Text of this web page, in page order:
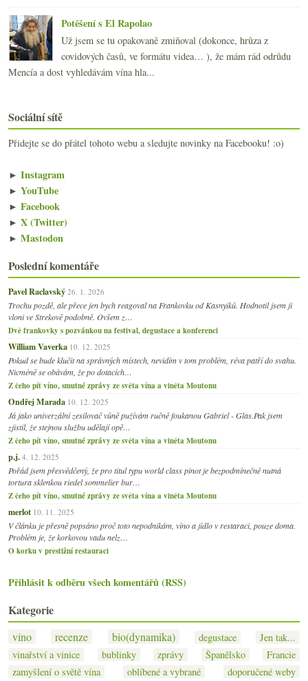
Potěšení s El Rapolao
Už jsem se tu opakovaně zmiňoval (dokonce, hrůza z
covidových časů, ve formátu videa… ), že mám rád odrůdu
Mencía a dost vyhledávám vína hla...
Sociální sítě
Přidejte se do přátel tohoto webu a sledujte novinky na Facebooku! :o)
► Instagram
► YouTube
► Facebook
► X (Twitter)
► Mastodon
Poslední komentáře
Pavel Raclavský 26. 1. 2026
Trochu pozdě, ale přece jen bych reagoval na Frankovku od Kasnyiků. Hodnotil jsem ji
vloni ve Strekově podobně. Ovšem z…
Dvě frankovky s pozvánkou na festival, degustace a konferenci
William Vaverka 10. 12. 2025
Pokud se bude klučit na správných místech, nevidím v tom problém, réva patří do svahu.
Nicméně se obávám, že po dotacích…
Z čeho pít víno, smutné zprávy ze světa vína a viněta Moutonu
Ondřej Marada 10. 12. 2025
Já jako univerzální zesilovač vůně pužívám ručně foukanou Gabriel - Glas.Pak jsem
zjistil, že stejnou službu udělají opě…
Z čeho pít víno, smutné zprávy ze světa vína a viněta Moutonu
p.j. 4. 12. 2025
Pořád jsem přesvědčený, že pro titul typu world class pinot je bezpodmínečně nutná
tortura sklenkou riedel sommelier bur…
Z čeho pít víno, smutné zprávy ze světa vína a viněta Moutonu
merlot 10. 11. 2025
V článku je přesně popsáno proč toto nepodnikám, víno a jídlo v restaraci, pouze doma.
Problém je, že korkovou vadu nelz…
O korku v prestižní restauraci
Přihlásit k odběru všech komentářů (RSS)
Kategorie
víno recenze bio(dynamika) degustace
Jen tak...
vinařství a vinice
bublinky zprávy Španělsko
Francie
zamyšlení o světě vína
oblíbené a vybrané doporučené weby